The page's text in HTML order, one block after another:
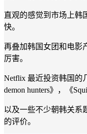
直观的感觉到市场上韩
快。
再叠加韩国女团和电影
厉害。
Netflix 最近投资韩国的
demon hunters》，《
以及一些不少朝韩关系
的评价。